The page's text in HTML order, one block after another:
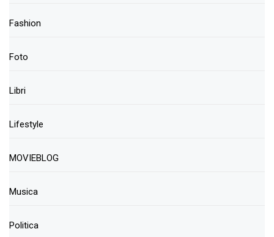
Fashion
Foto
Libri
Lifestyle
MOVIEBLOG
Musica
Politica